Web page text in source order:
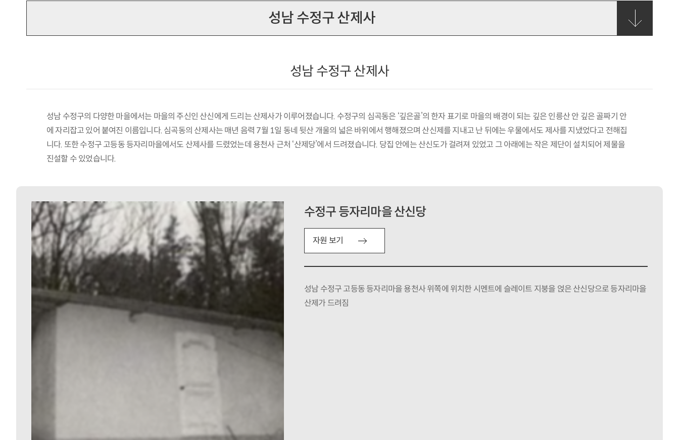
성남 수정구 산제사
성남 수정구 산제사
성남 수정구의 다양한 마을에서는 마을의 주신인 산신에게 드리는 산제사가 이루어졌습니다. 수정구의 심곡동은 ‘깊은골’의 한자 표기로 마을의 배경이 되는 깊은 인릉산 안 깊은 골짜기 안
에 자리잡고 있어 붙여진 이름입니다. 심곡동의 산제사는 매년 음력 7월 1일 동네 뒷산 개울의 넓은 바위에서 행해졌으며 산신제를 지내고 난 뒤에는 우물에서도 제사를 지냈었다고 전해집
니다. 또한 수정구 고등동 등자리마을에서도 산제사를 드렸었는데 용천사 근처 ‘산제당’에서 드려졌습니다. 당집 안에는 산신도가 걸려져 있었고 그 아래에는 작은 제단이 설치되어 제물을
진설할 수 있었습니다.
수정구 등자리마을 산신당
자원 보기
성남 수정구 고등동 등자리마을 용천사 위쪽에 위치한 시멘트에 슬레이트 지붕을 얹은 산신당으로 등자리마을
산제가 드려짐